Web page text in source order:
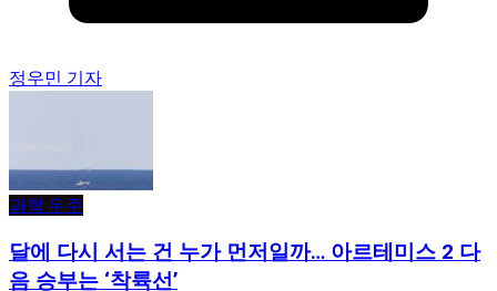
정우민 기자
과학·우주
달에 다시 서는 건 누가 먼저일까… 아르테미스 2 다
음 승부는 ‘착륙선’